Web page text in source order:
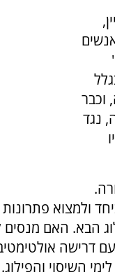
וכבר
נגד
ולמצוא
הבא. האם
דרישה
השיסוי והפילוג.